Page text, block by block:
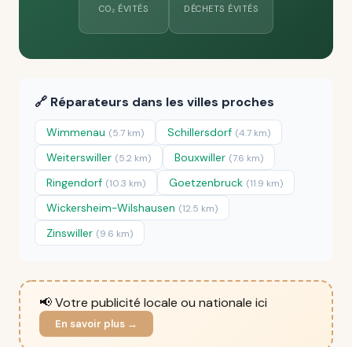
CO₂ ÉVITÉS DÉCHETS ÉVITÉS
🔗 Réparateurs dans les villes proches
Wimmenau (5.7 km) Schillersdorf (4.7 km)
Weiterswiller (5.2 km) Bouxwiller (7.6 km)
Ringendorf (10.3 km) Goetzenbruck (11.9 km)
Wickersheim-Wilshausen (12.5 km)
Zinswiller (9.6 km)
📢 Votre publicité locale ou nationale ici
En savoir plus →